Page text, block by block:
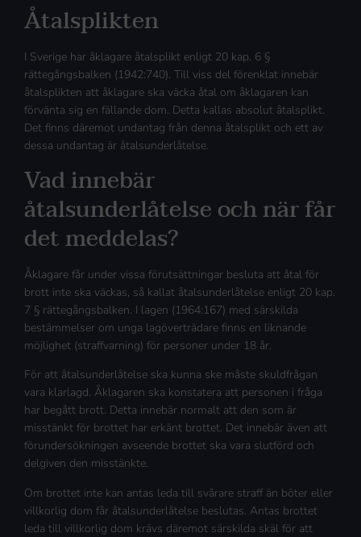
Åtalsplikten
I Sverige har åklagare åtalsplikt enligt 20 kap. 6 §
rättegångsbalken (1942:740). Till viss del förenklat innebär
åtalsplikten att åklagare ska väcka åtal om åklagaren kan
förvänta sig en fällande dom. Detta kallas absolut åtalsplikt.
Det finns däremot undantag från denna åtalsplikt och ett av
dessa undantag är åtalsunderlåtelse.
Vad innebär
åtalsunderlåtelse och när får
det meddelas?
Åklagare får under vissa förutsättningar besluta att åtal för
brott inte ska väckas, så kallat åtalsunderlåtelse enligt 20 kap.
7 § rättegångsbalken. I lagen (1964:167) med särskilda
bestämmelser om unga lagöverträdare finns en liknande
möjlighet (straffvarning) för personer under 18 år.
För att åtalsunderlåtelse ska kunna ske måste skuldfrågan
vara klarlagd. Åklagaren ska konstatera att personen i fråga
har begått brott. Detta innebär normalt att den som är
misstänkt för brottet har erkänt brottet. Det innebär även att
förundersökningen avseende brottet ska vara slutförd och
delgiven den misstänkte.
Om brottet inte kan antas leda till svårare straff än böter eller
villkorlig dom får åtalsunderlåtelse beslutas. Antas brottet
leda till villkorlig dom krävs däremot särskilda skäl för att